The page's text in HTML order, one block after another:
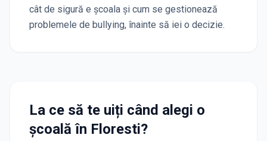
cât de sigură e școala și cum se gestionează
problemele de bullying, înainte să iei o decizie.
La ce să te uiți când alegi o
școalăîn Floresti?